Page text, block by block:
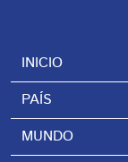
INICIO
PAÍS
MUNDO